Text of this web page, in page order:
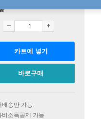
카트에 넣기
바로구매
배송만 가능
비소득공제 가능